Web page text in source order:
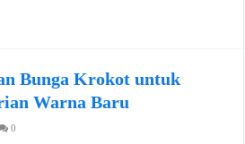
Bunga Krokot untuk
Warna Baru
0